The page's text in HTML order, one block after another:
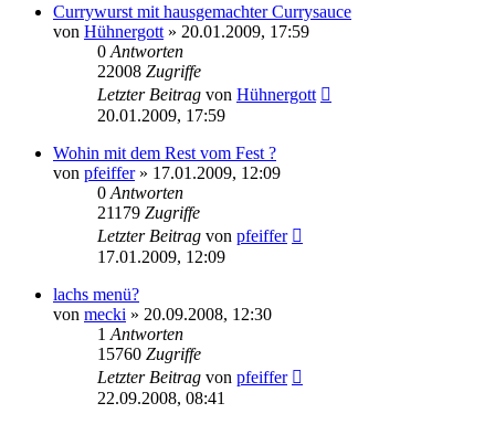
Currywurst mit hausgemachter Currysauce
von Hühnergott » 20.01.2009, 17:59
0 Antworten
22008 Zugriffe
Letzter Beitrag von Hühnergott
20.01.2009, 17:59
Wohin mit dem Rest vom Fest ?
von pfeiffer» 17.01.2009, 12:09
0 Antworten
21179 Zugriffe
Letzter Beitrag von pfeiffer
17.01.2009, 12:09
lachs menü?
von mecki » 20.09.2008, 12:30
1 Antworten
15760 Zugriffe
Letzter Beitrag von pfeiffer
22.09.2008, 08:41